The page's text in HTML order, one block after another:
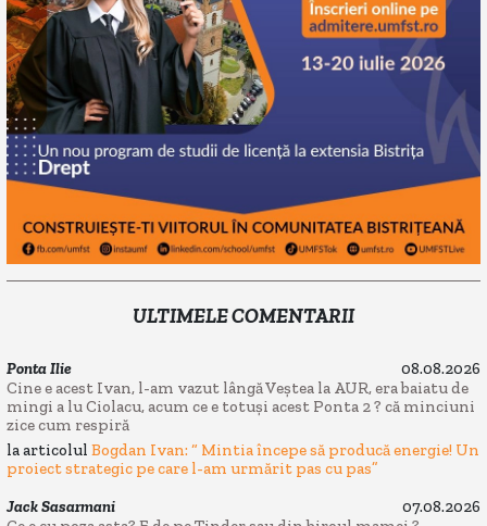
ULTIMELE COMENTARII
Ponta Ilie
08.08.2026
Cine e acest Ivan, l-am vazut lângă Veștea la AUR, era baiatu de
mingi a lu Ciolacu, acum ce e totuși acest Ponta 2 ? că minciuni
zice cum respiră
la articolul Bogdan Ivan: “ Mintia începe să producă energie! Un
proiect strategic pe care l-am urmărit pas cu pas”
Jack Sasarmani
07.08.2026